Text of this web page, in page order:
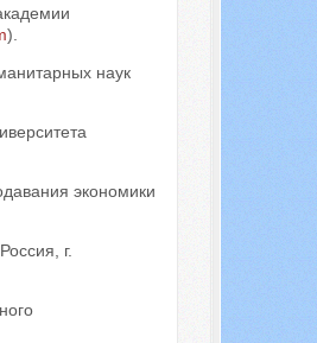
).
наук
экономики
г.